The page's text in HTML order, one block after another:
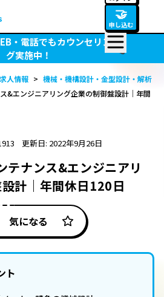
🤝
申し込む
・電話でもカウンセリン
グ実施中！
求人情報 > 機械・機構設計・金型設計・解析
&エンジニアリング企業の制御盤設計｜年間
更新日: 2022年9月26日
テナンス&エンジニアリ
計｜年間休日120日
気になる
ト